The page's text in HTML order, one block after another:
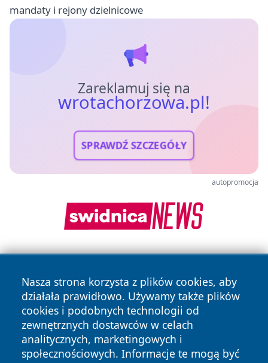
mandaty i rejony dzielnicowe
Zareklamuj się na
wrotachorzowa.pl!
SPRAWDŹ SZCZEGÓŁY
autopromocja
Nasza strona korzysta z plików cookies, aby
działała prawidłowo. Używamy także plików
cookies i podobnych technologii od
zewnętrznych dostawców w celach
analitycznych, marketingowych i
społecznościowych. Informacje te mogą być
Copyright © 2026 wrotachorzowa.pl Wszystkie prawa
zastrzeżone.